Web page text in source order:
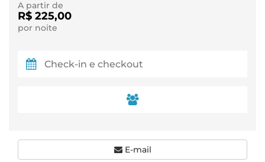
A partir de
R$ 225,00
por noite
E-mail